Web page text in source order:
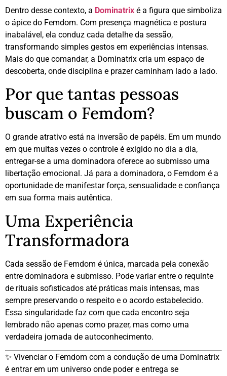
Dentro desse contexto, a Dominatrix é a figura que simboliza
o ápice do Femdom. Com presença magnética e postura
inabalável, ela conduz cada detalhe da sessão,
transformando simples gestos em experiências intensas.
Mais do que comandar, a Dominatrix cria um espaço de
descoberta, onde disciplina e prazer caminham lado a lado.
Por que tantas pessoas
buscam o Femdom?
O grande atrativo está na inversão de papéis. Em um mundo
em que muitas vezes o controle é exigido no dia a dia,
entregar-se a uma dominadora oferece ao submisso uma
libertação emocional. Já para a dominadora, o Femdom é a
oportunidade de manifestar força, sensualidade e confiança
em sua forma mais autêntica.
Uma Experiência
Transformadora
Cada sessão de Femdom é única, marcada pela conexão
entre dominadora e submisso. Pode variar entre o requinte
de rituais sofisticados até práticas mais intensas, mas
sempre preservando o respeito e o acordo estabelecido.
Essa singularidade faz com que cada encontro seja
lembrado não apenas como prazer, mas como uma
verdadeira jornada de autoconhecimento.
✨ Vivenciar o Femdom com a condução de uma Dominatrix
é entrar em um universo onde poder e entrega se